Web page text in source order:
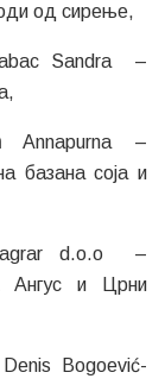
од сирење,
Sandra –
Annapurna –
базана соја и
d.o.o –
Ангус и Црни
Bogoević-